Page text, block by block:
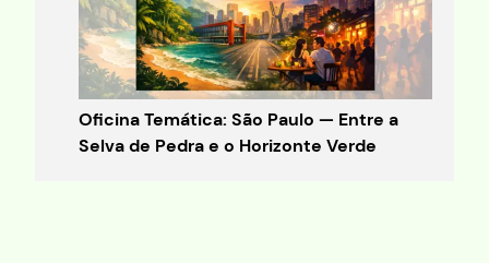
Oficina Temática: São Paulo — Entre a
Selva de Pedra e o Horizonte Verde